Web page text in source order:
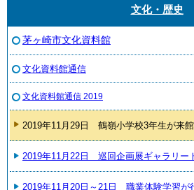
文化・歴史
茅ヶ崎市文化資料館
文化資料館通信
文化資料館通信 2019
2019年11月29日 鶴嶺小学校3年生が来
2019年11月22日 巡回企画展ギャラリー
2019年11月20日～21日 職業体験学習が